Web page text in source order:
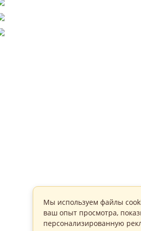
Мы используем файлы
ваш опыт просмотра,
персонализированную